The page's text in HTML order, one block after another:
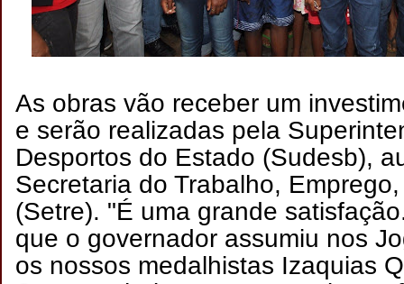
As obras vão receber um
e serão realizadas pela
Desportos do Estado (Sudesb),
Secretaria do Trabalho,
(Setre). "É uma grande
que o governador assumiu nos
os nossos medalhistas Izaquias